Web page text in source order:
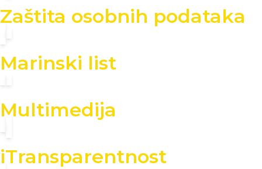
Zaštita osobnih podataka
Marinski list
Multimedija
iTransparentnost